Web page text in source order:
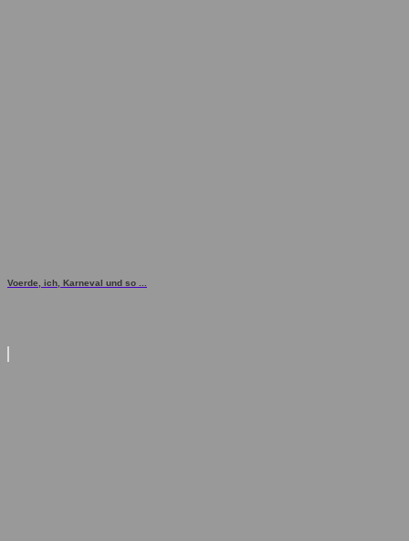
Voerde, ich, Karneval und so ...